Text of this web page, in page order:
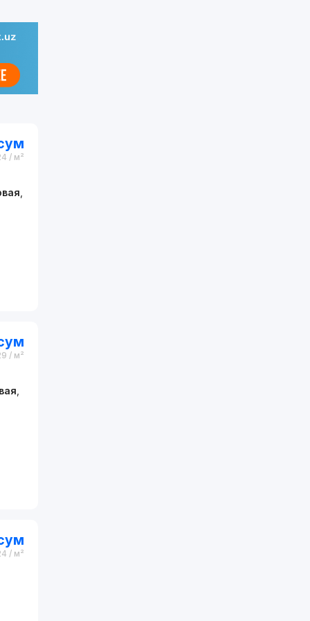
/ м²
/ м²
/ м²